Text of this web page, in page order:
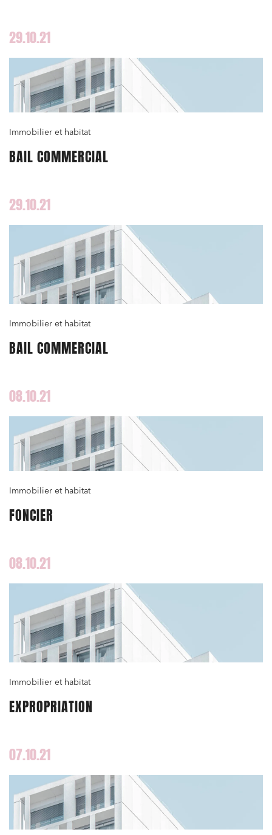
29.10.21
Immobilier et habitat
BAIL COMMERCIAL
29.10.21
Immobilier et habitat
BAIL COMMERCIAL
08.10.21
Immobilier et habitat
FONCIER
08.10.21
Immobilier et habitat
EXPROPRIATION
07.10.21
Établissements financiers
Mobilité et transport
Règlement des litiges
Droit du numérique, données et conformité
Relations sociales et droit du travail
Commande publique
Environnement
Urbanisme et aménagement
Banque finance et assurance
Droit des sociétés et Fusions-Acquisitions